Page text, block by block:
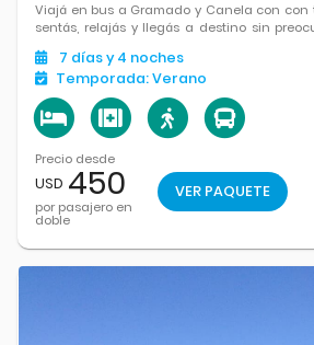
Viajá en bus a Gramado y Canela con con
sentás, relajás y llegás a destino sin
chocolaterías, parques y un clima
disfrutar.
7 díasy 4 noches
Temporada:Verano
Precio desde
USD 450
por pasajero en
doble
VER PAQUETE